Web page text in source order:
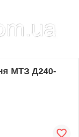
МТЗ Д240-